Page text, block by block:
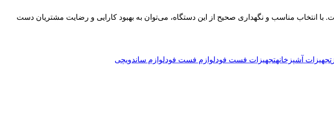
انتخاب مناسب و نگهداری صحیح از این دستگاه، می‌توان به بهبود کارایی و رضایت مشتریان دست
تجهیزات آشپزخانهتجهیزات فست فودلوازم فست فودلوازم ساندویچی